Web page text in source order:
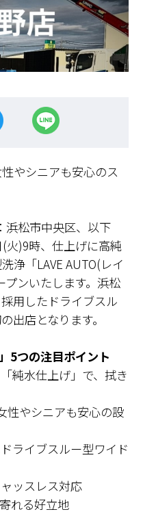
やシニアも安心のス
浜松市中央区、以下
(火)9時、仕上げに高純
浄「LAVE AUTO(レイ
ンいたします。浜松
用したドライブスル
出店となります。
5つの注目ポイント
純水仕上げ」で、拭き
性やシニアも安心の設
ライブスルー型ワイド
ッスレス対応
れる好立地